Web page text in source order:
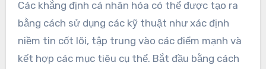
Các khẳng định cá nhân hóa có thể được tạo ra
bằng cách sử dụng các kỹ thuật như xác định
niềm tin cốt lõi, tập trung vào các điểm mạnh và
kết hợp các mục tiêu cụ thể. Bắt đầu bằng cách